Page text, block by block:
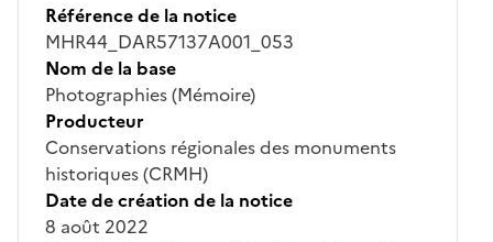
Référence de la notice
MHR44_DAR57137A001_053
Nom de la base
Photographies (Mémoire)
Producteur
Conservations régionales des monuments
historiques (CRMH)
Date de création de la notice
8 août 2022